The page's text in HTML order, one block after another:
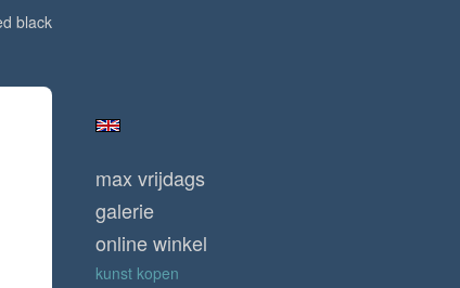
black
max vrijdags
galerie
online winkel
kunst kopen